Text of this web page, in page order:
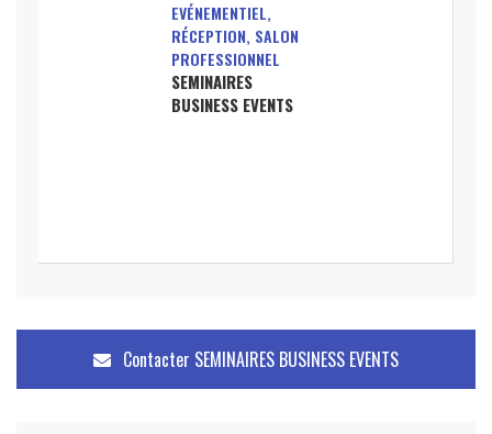
EVÉNEMENTIEL,
RÉCEPTION, SALON
PROFESSIONNEL
SEMINAIRES
BUSINESS EVENTS
Contacter SEMINAIRES BUSINESS EVENTS